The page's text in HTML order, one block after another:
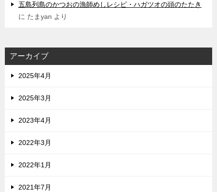
五島列島のかつおの漁師めしレシピ・ハガツオの頭のたたき
に たまyan より
アーカイブ
2025年4月
2025年3月
2023年4月
2022年3月
2022年1月
2021年7月